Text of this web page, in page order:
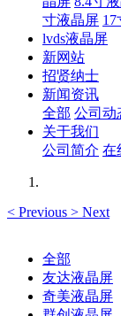
寸液晶屏
lvds液晶屏
新网站
招贤纳士
新闻资讯
全部 公司动
关于我们
公司简介 在
< Previous > Next
全部
友达液晶屏
奇美液晶屏